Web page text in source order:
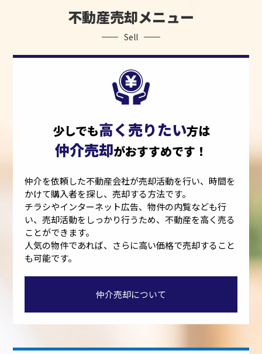
不動産売却メニュー
Sell
少しでも高く売りたい方は
仲介売却がおすすめです！
仲介を依頼した不動産会社が売却活動を行い、時間を
かけて購入者を探し、売却する方法です。
チラシやインターネット広告、物件の内覧なども行
い、売却活動をしっかり行うため、不動産を高く売る
ことができます。
人気の物件であれば、さらに高い価格で売却すること
も可能です。
仲介売却について